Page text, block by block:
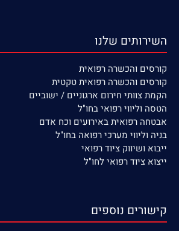
השירותים שלנו
קורסים והכשרה רפואית
קורסים והכשרה רפואית טקטית
הקמת צוותי חירום ארגוניים / ישוביים
הטסה וליווי רפואי בחו"ל
אבטחה רפואית באירועים וכח אדם
בניה וליווי מערכי רפואה בחו"ל
ייבוא ושיווק ציוד רפואי
ייצוא ציוד רפואי לחו"ל
קישורים נוספים